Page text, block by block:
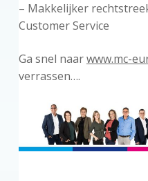
– Makkelijker
Customer Service
Ga snel naarwww.mc-
verrassen….